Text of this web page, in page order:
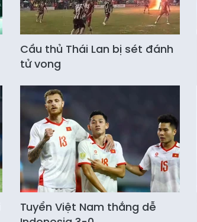
Cầu thủ Thái Lan bị sét đánh
tử vong
Tuyển Việt Nam thắng dễ